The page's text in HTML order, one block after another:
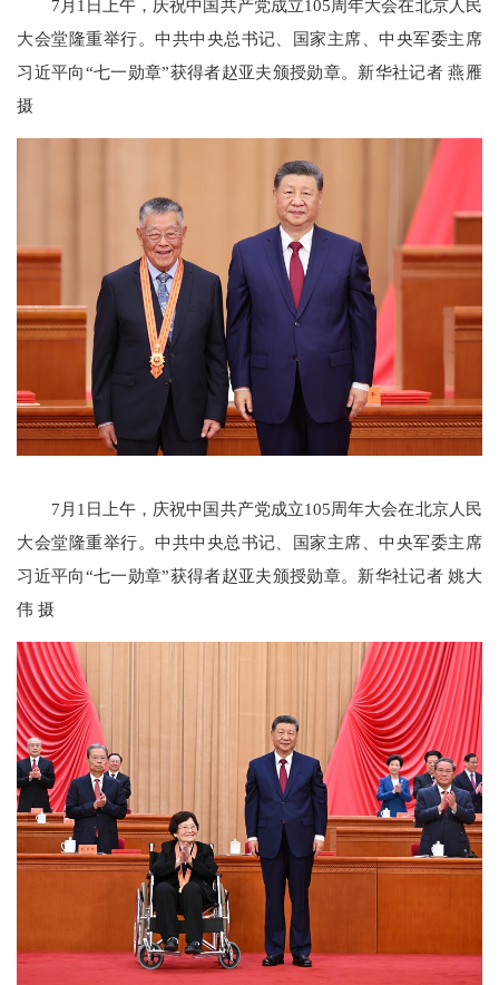
7月1日上午，庆祝中国共产党成立105周年大会在北京人民
大会堂隆重举行。中共中央总书记、国家主席、中央军委主席
习近平向“七一勋章”获得者赵亚夫颁授勋章。新华社记者 燕雁
摄
7月1日上午，庆祝中国共产党成立105周年大会在北京人民
大会堂隆重举行。中共中央总书记、国家主席、中央军委主席
习近平向“七一勋章”获得者赵亚夫颁授勋章。新华社记者 姚大
伟 摄